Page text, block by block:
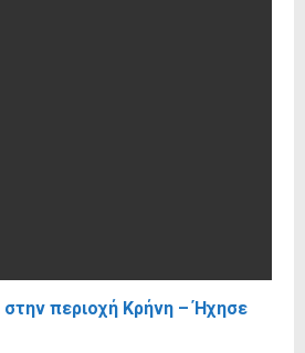
περιοχή Κρήνη – Ήχησε